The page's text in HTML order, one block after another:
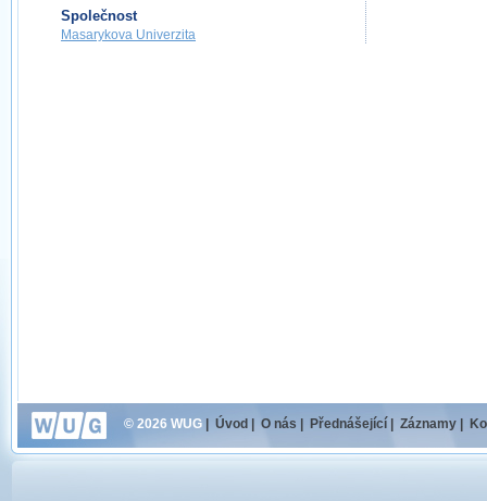
Společnost
Masarykova Univerzita
© 2026 WUG Úvod O nás Přednášející Záznamy